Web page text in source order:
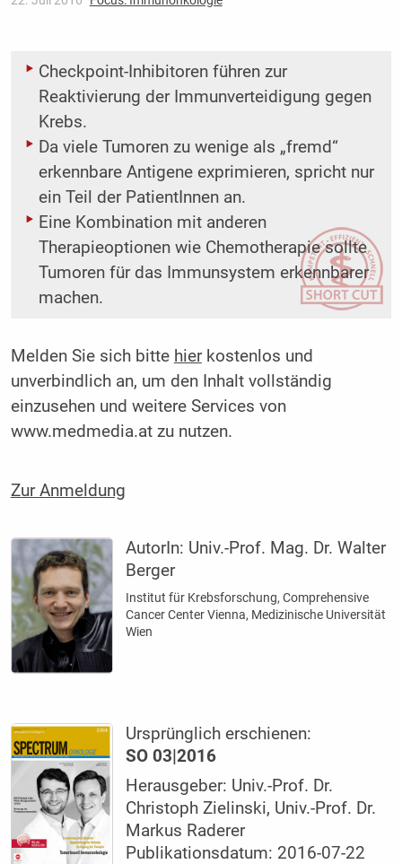
Checkpoint-Inhibitoren führen zur
Reaktivierung der Immunverteidigung gegen
Krebs.
Da viele Tumoren zu wenige als „fremd“
erkennbare Antigene exprimieren, spricht nur
ein Teil der PatientInnen an.
Eine Kombination mit anderen
Therapieoptionen wie Chemotherapie sollte
Tumoren für das Immunsystem erkennbarer
machen.
Melden Sie sich bitte hierkostenlos und
unverbindlich an, um den Inhalt vollständig
einzusehen und weitere Services von
www.medmedia.at zu nutzen.
Zur Anmeldung
AutorIn: Univ.-Prof. Mag. Dr. Walter
Berger
Institut für Krebsforschung, Comprehensive
Cancer Center Vienna, Medizinische Universität
Wien
Ursprünglich erschienen:
SO 03|2016
Herausgeber: Univ.-Prof. Dr.
Christoph Zielinski, Univ.-Prof. Dr.
Markus Raderer
Publikationsdatum: 2016-07-22